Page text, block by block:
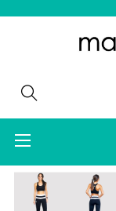
Toggle
☰